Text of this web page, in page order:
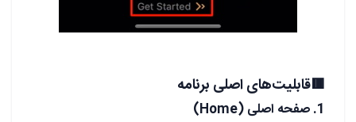
🟥قابلیت‌های اصلی برنامه
1. صفحه اصلی (Home)